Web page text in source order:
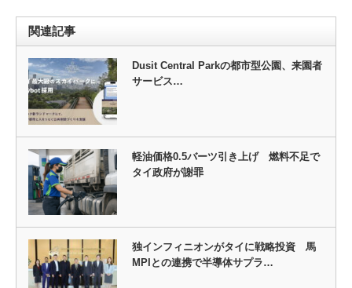
関連記事
Dusit Central Parkの都市型公園、来園者
サービス…
軽油価格0.5バーツ引き上げ 燃料不足で
タイ政府が謝罪
独インフィニオンがタイに戦略投資 馬
MPIとの連携で半導体サプラ…